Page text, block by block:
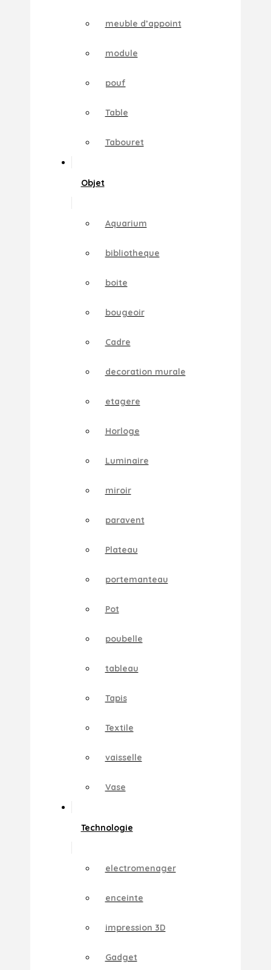
meuble d’appoint
module
pouf
Table
Tabouret
Objet
Aquarium
bibliotheque
boite
bougeoir
Cadre
decoration murale
etagere
Horloge
Luminaire
miroir
paravent
Plateau
portemanteau
Pot
poubelle
tableau
Tapis
Textile
vaisselle
Vase
Technologie
electromenager
enceinte
impression 3D
Gadget